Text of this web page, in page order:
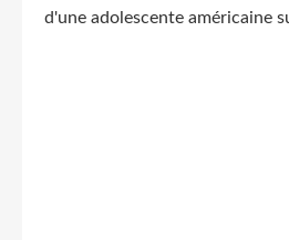
d'une adolescente américaine